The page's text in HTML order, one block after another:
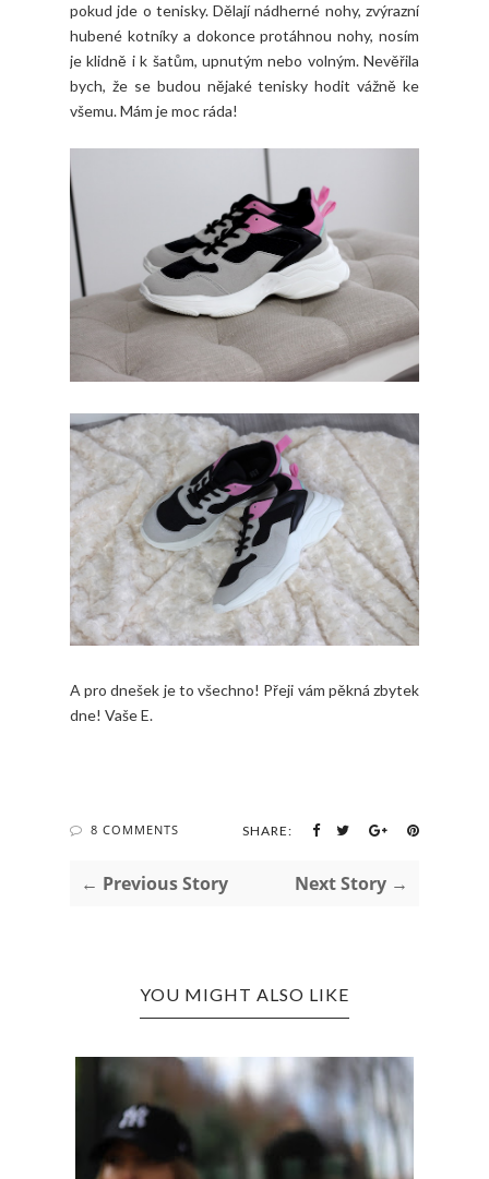
pokud jde o tenisky. Dělají nádherné nohy, zvýrazní
hubené kotníky a dokonce protáhnou nohy, nosím
je klidně i k šatům, upnutým nebo volným. Nevěřila
bych, že se budou nějaké tenisky hodit vážně ke
všemu. Mám je moc ráda!
A pro dnešek je to všechno! Přeji vám pěkná zbytek
dne! Vaše E.
8 COMMENTS SHARE:
← Previous Story Next Story →
YOU MIGHT ALSO LIKE